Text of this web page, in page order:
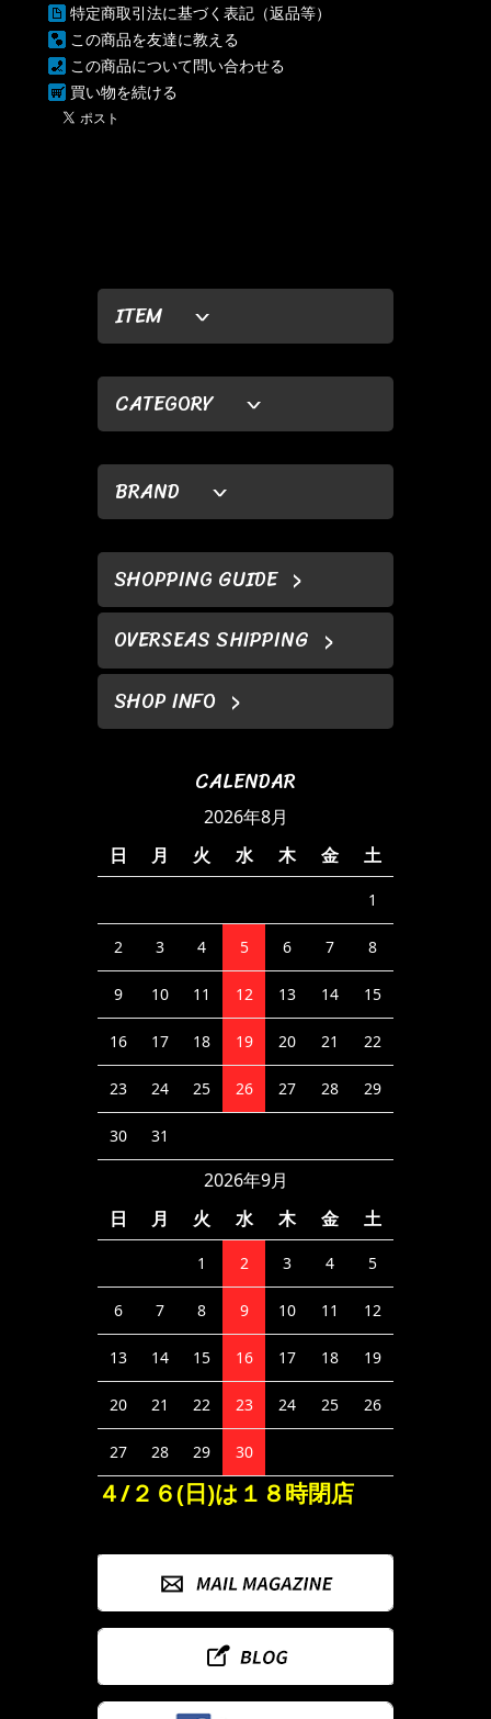
ITEM
CATEGORY
BRAND
SHOPPING GUIDE
OVERSEAS SHIPPING
SHOP INFO
CALENDAR
2026年8月
日
月 火 水 木 金 土
1
2 3 4 5 6 7 8
9 10 11 12 13 14 15
16 17 18 19 20 21 22
23 24 25 26 27 28 29
30 31
2026年9月
日
月 火 水 木 金 土
1 2 3 4 5
6 7 8 9 10 11 12
13 14 15 16 17 18 19
20 21 22 23 24 25 26
27 28 29 30
４/２６(日)は１８時閉店
特定商取引法に基づく表記（返品等）
この商品を友達に教える
この商品について問い合わせる
買い物を続ける